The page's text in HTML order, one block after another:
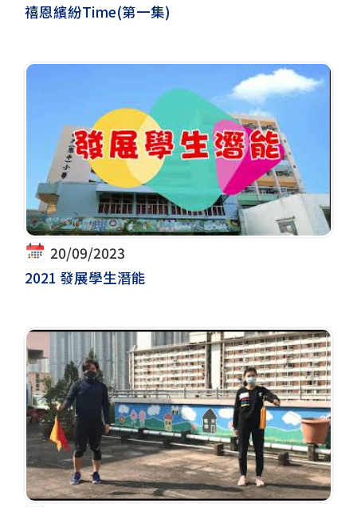
禧恩繽紛Time(第一集)
20/09/2023
2021 發展學生潛能